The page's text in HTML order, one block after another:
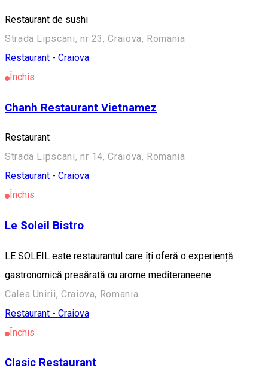
Restaurant de sushi
Strada Lipscani, nr 23, Craiova, Romania
Restaurant - Craiova
Închis
Chanh Restaurant Vietnamez
Restaurant
Strada Lipscani, nr 14, Craiova, Romania
Restaurant - Craiova
Închis
Le Soleil Bistro
LE SOLEIL este restaurantul care îți oferă o experiență
gastronomică presărată cu arome mediteraneene
Calea Unirii, Craiova, Romania
Restaurant - Craiova
Închis
Clasic Restaurant